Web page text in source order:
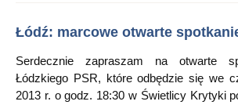
Łódź: marcowe otwarte
Serdecznie zapraszam na otwarte
Łódzkiego PSR, które odbędzie się we
2013 r. o godz. 18:30 w Świetlicy Krytyki